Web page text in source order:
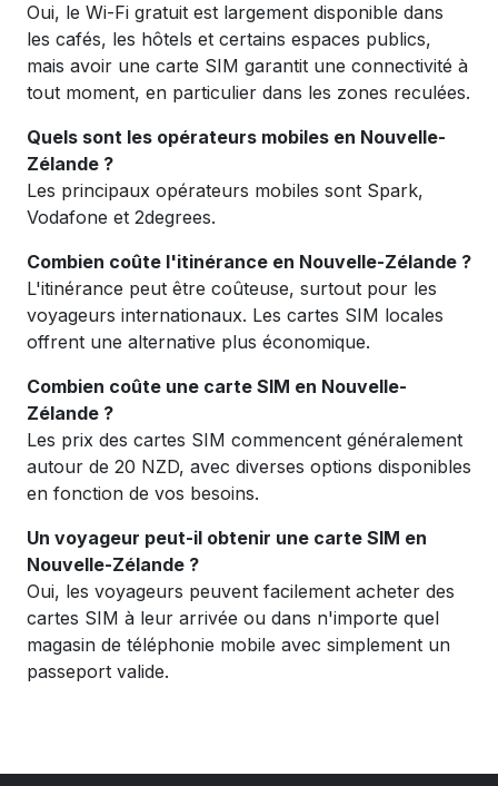
Oui, le Wi-Fi gratuit est largement disponible dans
les cafés, les hôtels et certains espaces publics,
mais avoir une carte SIM garantit une connectivité à
tout moment, en particulier dans les zones reculées.
Quels sont les opérateurs mobiles en Nouvelle-
Zélande ?
Les principaux opérateurs mobiles sont Spark,
Vodafone et 2degrees.
Combien coûte l'itinérance en Nouvelle-Zélande ?
L'itinérance peut être coûteuse, surtout pour les
voyageurs internationaux. Les cartes SIM locales
offrent une alternative plus économique.
Combien coûte une carte SIM en Nouvelle-
Zélande ?
Les prix des cartes SIM commencent généralement
autour de 20 NZD, avec diverses options disponibles
en fonction de vos besoins.
Un voyageur peut-il obtenir une carte SIM en
Nouvelle-Zélande ?
Oui, les voyageurs peuvent facilement acheter des
cartes SIM à leur arrivée ou dans n'importe quel
magasin de téléphonie mobile avec simplement un
passeport valide.